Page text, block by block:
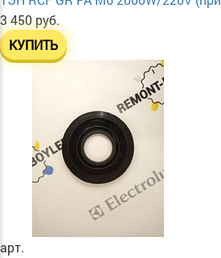
3 450 руб.
КУПИТЬ
арт.